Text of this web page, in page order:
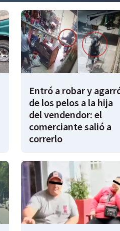
Entró a robar y
de los pelos a la hija
del vendendor: el
comerciante salió a
correrlo